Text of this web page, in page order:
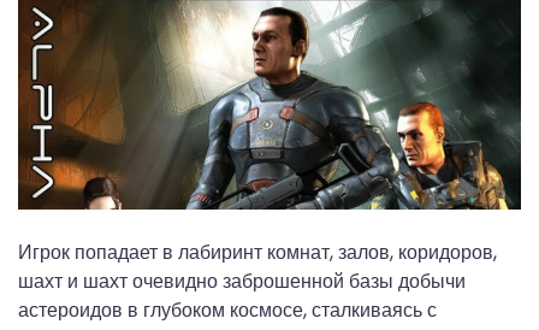
Игрок попадает в лабиринт комнат, залов, коридоров,
шахт и шахт очевидно заброшенной базы добычи
астероидов в глубоком космосе, сталкиваясь с